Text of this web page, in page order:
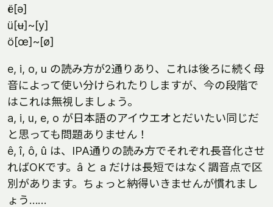
ë[ə]
ü[ʉ]~[y]
ö[œ]~[ø]
e, i, o, u の読み方が2通りあり、これは後ろに続く母
音によって使い分けられたりしますが、今の段階で
はこれは無視しましょう。
a, i, u, e, o が日本語のアイウエオとだいたい同じだ
と思っても問題ありません！
ê, î, ô, û は、IPA通りの読み方でそれぞれ長音化させ
ればOKです。â と a だけは長短ではなく調音点で区
別があります。ちょっと納得いきませんが慣れまし
ょう……